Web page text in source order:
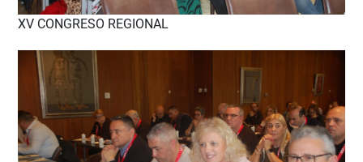
XV CONGRESO REGIONAL